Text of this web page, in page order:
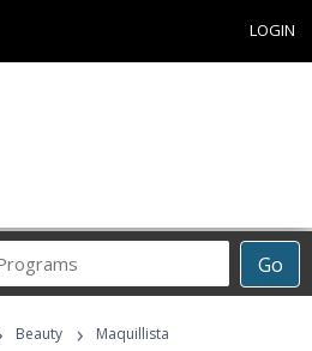
LOGIN
Go
Career
Programs
Beauty › Maquillista